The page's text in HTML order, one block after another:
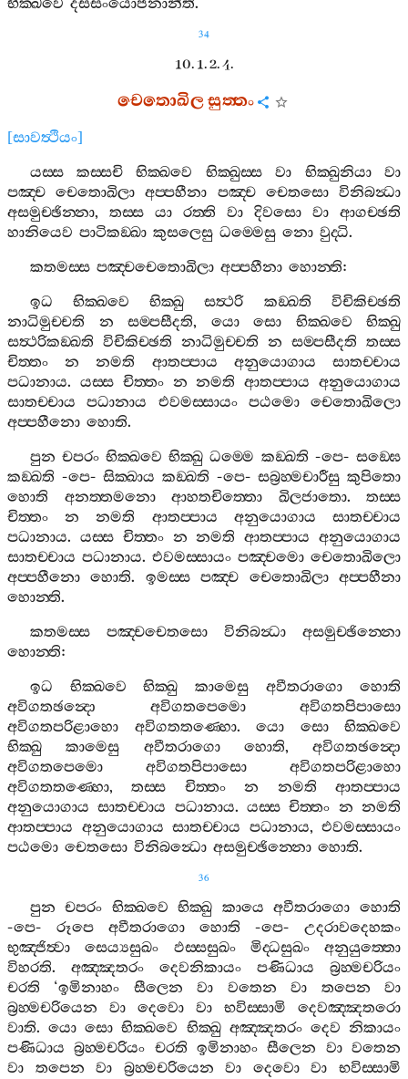
භික‍්ඛවෙ දසසංයොජනානීති.
34
10. 1. 2. 4.
චෙතොඛිලසුත‍්තං
[සාවත්‍ථියං]
යස‍්ස
කස‍්සචි භික‍්ඛවෙ භික‍්ඛුස‍්ස වා භික‍්ඛුනියා
වා
පඤ‍්ච චෙතොඛිලා අප‍්පහීනා පඤ‍්ච චෙතසො විනිබන්‍ධා
අසමුච‍්ඡින‍්නා, තස‍්ස යා රත‍්ති වා දිවසො වා
ආගච‍්ඡති
හානියෙව පාටිකඞ‍්ඛා කුසලෙසු ධම‍්මෙසු නො වුද‍්ධි.
කතමස‍්ස පඤ‍්චචෙතොඛිලා අප‍්පහීනා හොන‍්ති:
ඉධ
භික‍්ඛවෙ භික‍්ඛු සත්‍ථරි කඞ‍්ඛති
විචිකිච‍්ඡති
නාධිමුච‍්චති
න සම‍්පසීදති, යො සො භික‍්ඛවෙ
භික‍්ඛු
සත්‍ථරිකඞ‍්ඛති විචිකිච‍්ඡති නාධිමුච‍්චති න සම‍්පසීදති තස‍්ස
චිත‍්තං
න නමති ආතප‍්පාය අනුයොගාය
සාතච‍්චාය
පධානාය. යස‍්ස චිත‍්තං න නමති ආතප‍්පාය අනුයොගාය
සාතච‍්චාය
පධානාය එවමස‍්සායං පඨමො
චෙතොඛිලො
අප‍්පහීනො හොති.
පුන චපරං භික‍්ඛවෙ භික‍්ඛු ධම‍්මෙ කඞ‍්ඛති -පෙ-සඞ‍්ඝෙ
කඞ‍්ඛති -පෙ-සික‍්ඛාය කඞ‍්ඛති -පෙ-සබ්‍රහ‍්මචාරීසු කුපිතො
හොති
අනත‍්තමනො ආහතචිත‍්තො ඛිලජාතො. තස‍්ස
චිත‍්තං
න නමති ආතප‍්පාය අනුයොගාය
සාතච‍්චාය
පධානාය. යස‍්ස චිත‍්තං න නමති ආතප‍්පාය අනුයොගාය
සාතච‍්චාය පධානාය. එවමස‍්සායං පඤ‍්චමො චෙතොඛිලො
අප‍්පහීනො
හොති. ඉමස‍්ස පඤ‍්ච චෙතොඛිලා
අප‍්පහීනා
හොන‍්ති.
කතමස‍්ස
පඤ‍්චචෙතසො විනිබන්‍ධා
අසමුච‍්ඡින‍්නො
හොන‍්ති:
ඉධ
භික‍්ඛවෙ භික‍්ඛු කාමෙසු අවීතරාගො
හොති
අවිගතඡන්‍දො
අවිගතපෙමො
අවිගතපිපාසො
අවිගතපරිළාහො
අවිගතතණ‍්හො. යො සො
භික‍්ඛවෙ
භික‍්ඛු
කාමෙසු අවීතරාගො හොති, අවිගතඡන්‍දො
අවිගතපෙමො
අවිගතපිපාසො
අවිගතපරිළාහො
අවිගතතණ‍්හො,තස‍්ස චිත‍්තං න නමති
ආතප‍්පාය
අනුයොගාය සාතච‍්චාය පධානාය.යස‍්ස චිත‍්තං න නමති
ආතප‍්පාය අනුයොගාය සාතච‍්චාය පධානාය, එවමස‍්සායං
පඨමො චෙතසො විනිබන්‍ධො අසමුච‍්ඡින‍්නො හොති.
36
පුන චපරං භික‍්ඛවෙ භික‍්ඛු කායෙ අවීතරාගො හොති
-පෙ- රූපෙ අවීතරාගො හොති -පෙ- උදරාවදෙහකං
භුඤ‍්ජිත්‍වා
සෙය්‍යසුඛං ඵස‍්සසුඛං මිද‍්ධසුඛං
අනුයුත‍්තො
විහරති. අඤ‍්ඤතරං දෙවනිකායං පණිධාය
බ්‍රහ‍්මචරියං
චරති ‘ඉමිනාහං සීලෙන වා වතෙන වා තපෙන
වා
බ්‍රහ‍්මචරියෙන
වා දෙවො වා භවිස‍්සාමි
දෙවඤ‍්ඤතරො
වාති.යො සො භික‍්ඛවෙ භික‍්ඛු අඤ‍්ඤතරං දෙව නිකායං
පණිධාය බ්‍රහ‍්මචරියං චරති ඉමිනාහං සීලෙන වා වතෙන
වා
තපෙන වා බ්‍රහ‍්මචරියෙන වා දෙවො වා
භවිස‍්සාමි